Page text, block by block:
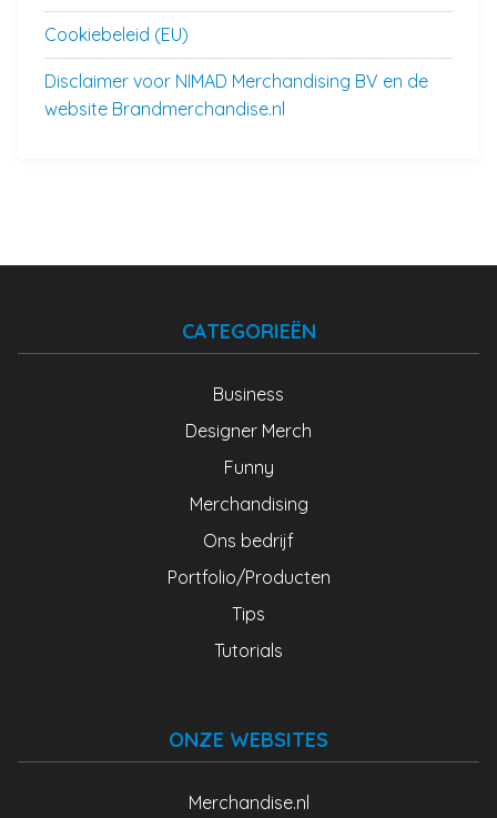
Cookiebeleid (EU)
Disclaimer voor NIMAD Merchandising BV en de
website Brandmerchandise.nl
CATEGORIEËN
Business
Designer Merch
Funny
Merchandising
Ons bedrijf
Portfolio/Producten
Tips
Tutorials
ONZE WEBSITES
Merchandise.nl